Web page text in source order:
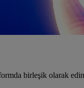
birleşik olarak